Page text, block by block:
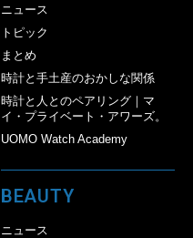
ニュース
トピック
まとめ
時計と手土産のおかしな関係
時計と人とのペアリング｜マ
イ・プライベート・アワーズ。
UOMO Watch Academy
BEAUTY
ニュース